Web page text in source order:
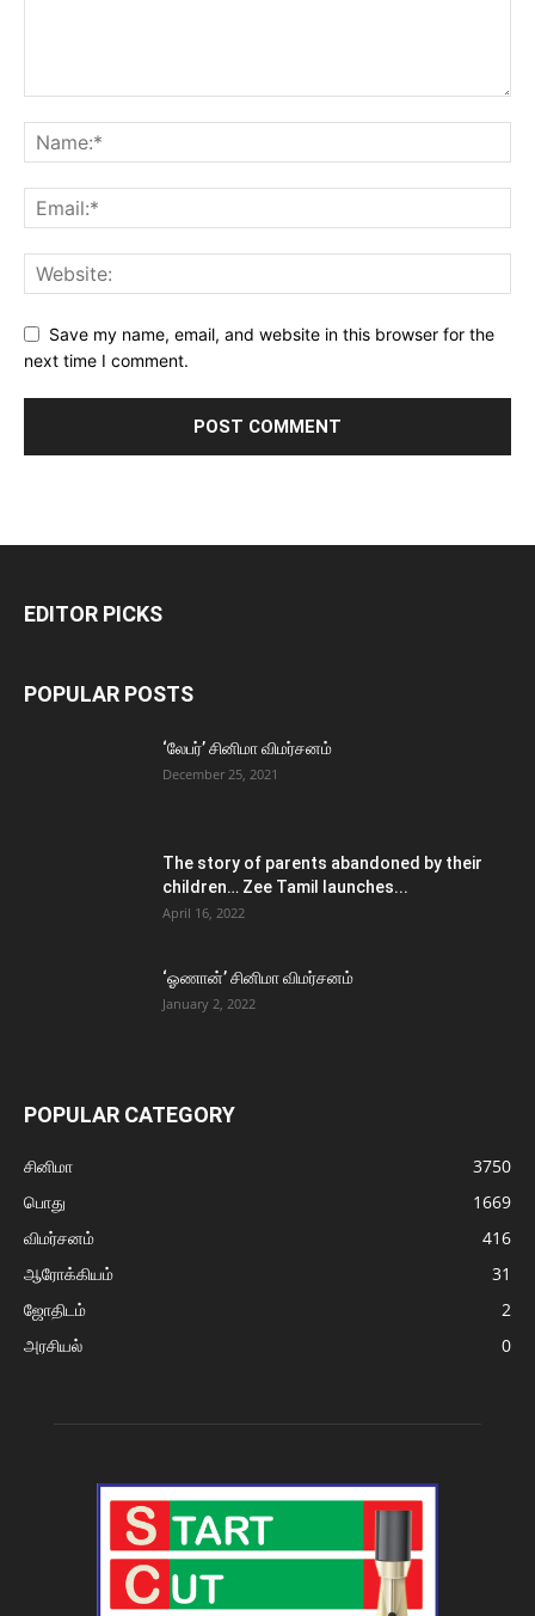
Save my name, email, and website in this browser for the
next time I comment.
EDITOR PICKS
POPULAR POSTS
‘லேபர்’ சினிமா விமர்சனம்
December 25, 2021
The story of parents abandoned by their
children… Zee Tamil launches...
April 16, 2022
‘ஓணான்’ சினிமா விமர்சனம்
January 2, 2022
POPULAR CATEGORY
சினிமா
3750
பொது
1669
விமர்சனம்
416
ஆரோக்கியம்
31
ஜோதிடம்
2
அரசியல்
0